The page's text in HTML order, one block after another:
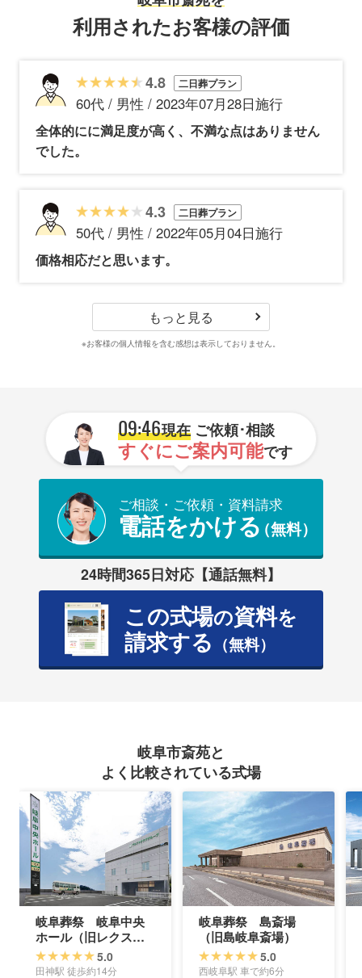
利用されたお客様の評価
4.8 二日葬プラン
60代 / 男性 / 2023年07月28日施行
全体的にに満足度が高く、不満な点はありません
でした。
4.3 二日葬プラン
50代 / 男性 / 2022年05月04日施行
価格相応だと思います。
もっと見る
※お客様の個人情報を含む感想は表示しておりません。
09:46現在ご依頼･相談
すぐにご案内可能です
ご相談・ご依頼・資料請求
電話をかける（無料）
24時間365日対応【通話無料】
この式場の資料を
請求する （無料）
岐阜市斎苑と
よく比較されている式場
岐阜葬祭 岐阜中央
ホール（旧レクスト
岐阜中央ホール）
5.0
田神駅 徒歩約14分
岐阜葬祭 島斎場
（旧島岐阜斎場）
5.0
西岐阜駅 車で約6分